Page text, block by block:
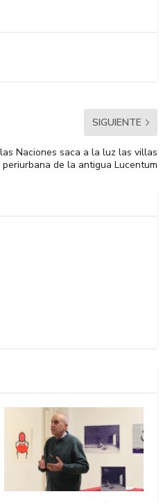
SIGUIENTE
Naciones saca a la luz las villas
de la antigua Lucentum